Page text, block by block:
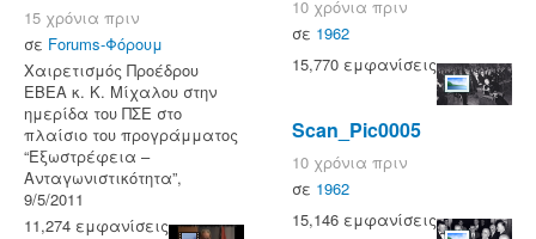
15 χρόνια πριν
σε Forums-Φόρουμ
Χαιρετισμός Προέδρου
ΕΒΕΑ κ. Κ. Μίχαλου στην
ημερίδα του ΠΣΕ στο
πλαίσιο του προγράμματος
“Εξωστρέφεια –
Ανταγωνιστικότητα”,
9/5/2011
11,274 εμφανίσεις
10 χρόνια πριν
σε 1962
15,770 εμφανίσεις
Scan_Pic0005
10 χρόνια πριν
σε 1962
15,146 εμφανίσεις